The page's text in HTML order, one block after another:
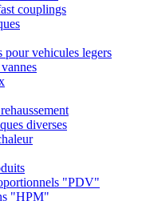
couplings
vehicules legers
diverses
"PDV"
"HPM"